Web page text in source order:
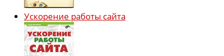
Ускорение работы сайта